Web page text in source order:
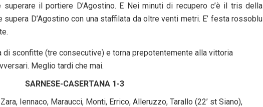
il portiere D’Agostino. E Nei minuti di recupero c’è il tris della
D’Agostino con una staffilata da oltre venti metri. E’ festa rossoblu
di sconfitte (tre consecutive) e torna prepotentemente alla vittoria
Meglio tardi che mai.
SARNESE-CASERTANA 1-3
Iennaco, Maraucci, Monti, Errico, Alleruzzo, Tarallo (22’ st Siano),